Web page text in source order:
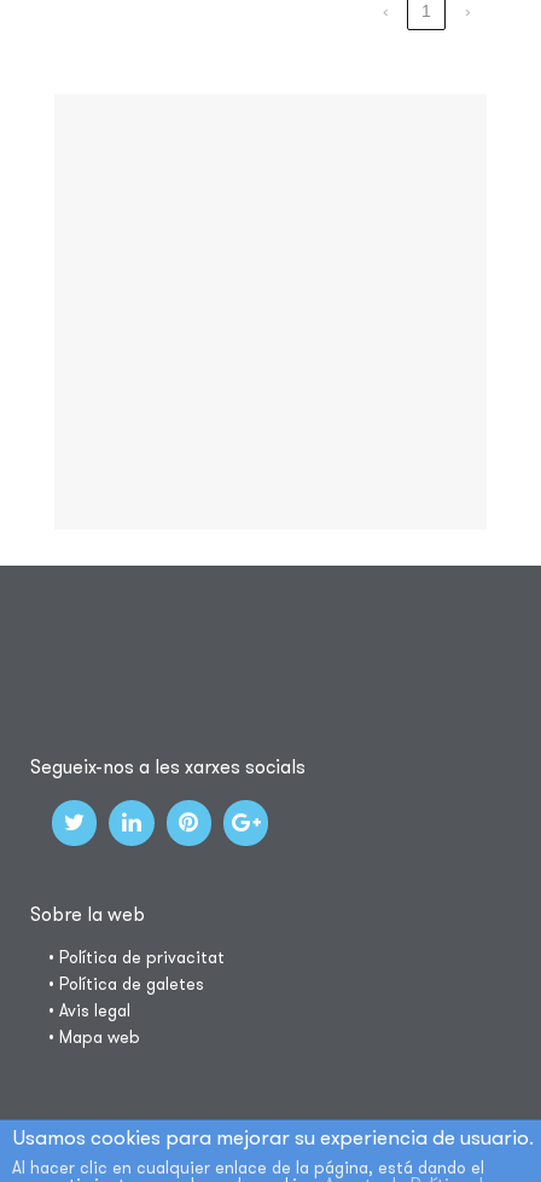
‹ 1 ›
Segueix-nos a les xarxes socials
Sobre la web
• Política de privacitat
• Política de galetes
• Avis legal
• Mapa web
Usamos cookies para mejorar su experiencia de usuario.
Al hacer clic en cualquier enlace de la página, está dando el